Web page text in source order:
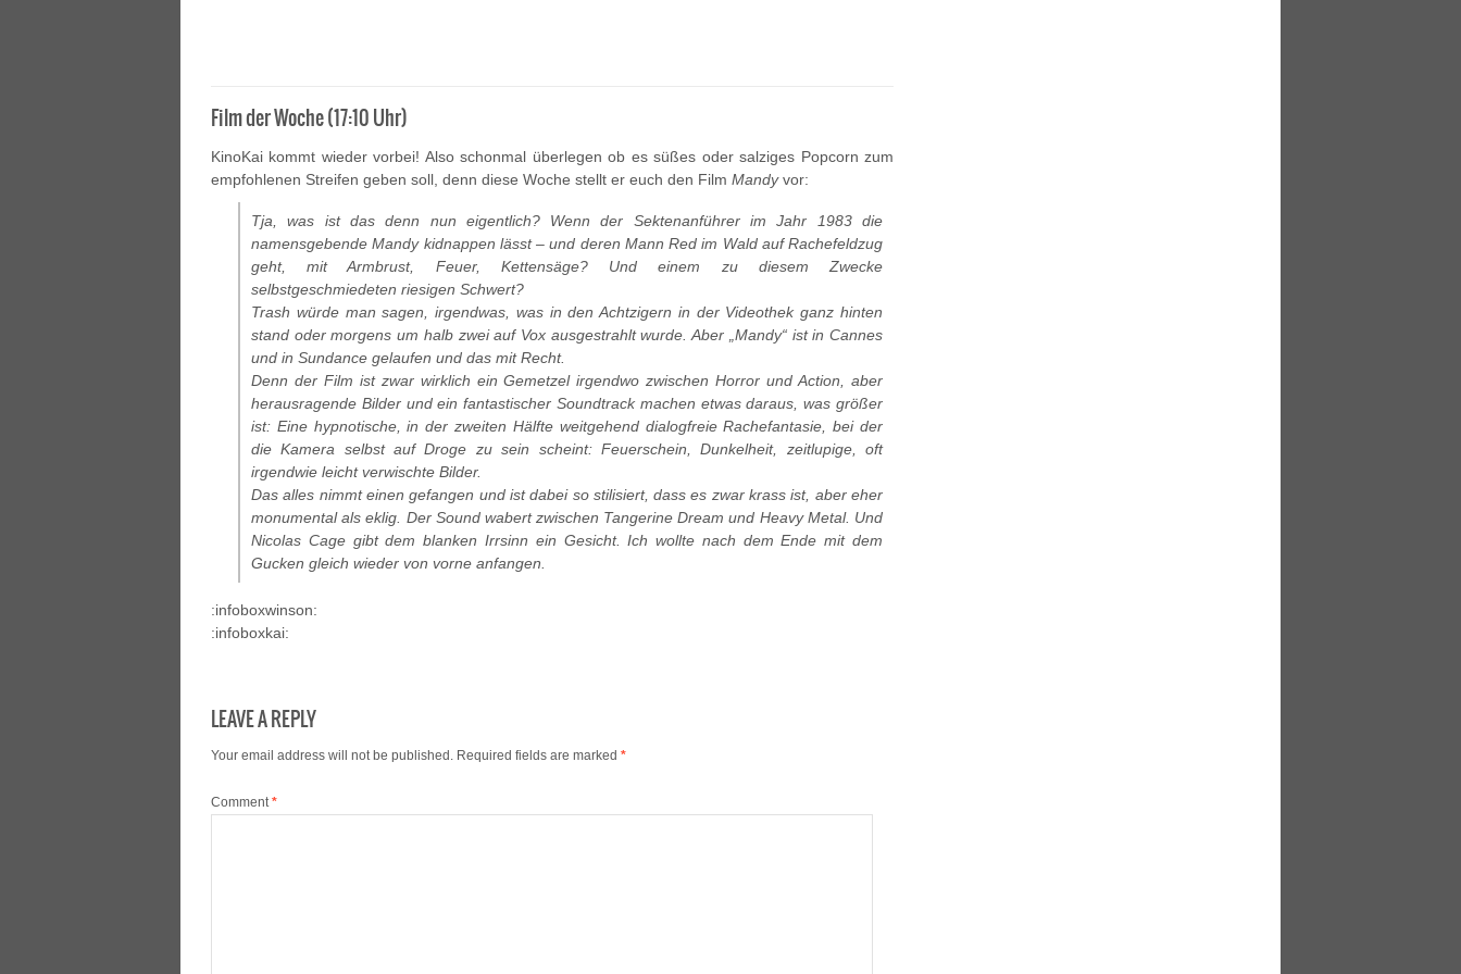
Film der Woche (17:10 Uhr)
KinoKai kommt wieder vorbei! Also schonmal überlegen ob es süßes oder salziges Popcorn zum
empfohlenen Streifen geben soll, denn diese Woche stellt er euch den Film Mandyvor:
Tja, was ist das denn nun eigentlich? Wenn der Sektenanführer im Jahr 1983 die
namensgebende Mandy kidnappen lässt – und deren Mann Red im Wald auf Rachefeldzug
geht, mit Armbrust, Feuer, Kettensäge? Und einem zu diesem Zwecke
selbstgeschmiedeten riesigen Schwert?
Trash würde man sagen, irgendwas, was in den Achtzigern in der Videothek ganz hinten
stand oder morgens um halb zwei auf Vox ausgestrahlt wurde. Aber „Mandy“ ist in Cannes
und in Sundance gelaufen und das mit Recht.
Denn der Film ist zwar wirklich ein Gemetzel irgendwo zwischen Horror und Action, aber
herausragende Bilder und ein fantastischer Soundtrack machen etwas daraus, was größer
ist: Eine hypnotische, in der zweiten Hälfte weitgehend dialogfreie Rachefantasie, bei der
die Kamera selbst auf Droge zu sein scheint: Feuerschein, Dunkelheit, zeitlupige, oft
irgendwie leicht verwischte Bilder.
Das alles nimmt einen gefangen und ist dabei so stilisiert, dass es zwar krass ist, aber eher
monumental als eklig. Der Sound wabert zwischen Tangerine Dream und Heavy Metal. Und
Nicolas Cage gibt dem blanken Irrsinn ein Gesicht. Ich wollte nach dem Ende mit dem
Gucken gleich wieder von vorne anfangen.
:infoboxwinson:
:infoboxkai:
LEAVE A REPLY
Your email address will not be published. Required fields are marked *
Comment*